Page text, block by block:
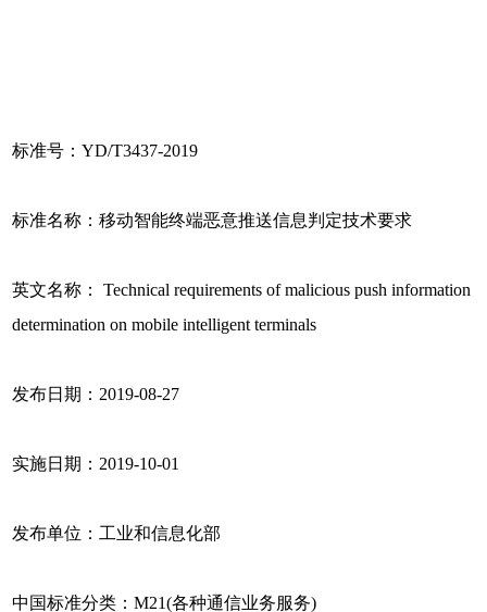
标准号：YD/T3437-2019
标准名称：移动智能终端恶意推送信息判定技术要求
英文名称： Technical requirements of malicious push information
determination on mobile intelligent terminals
发布日期：2019-08-27
实施日期：2019-10-01
发布单位：工业和信息化部
中国标准分类：M21(各种通信业务服务)